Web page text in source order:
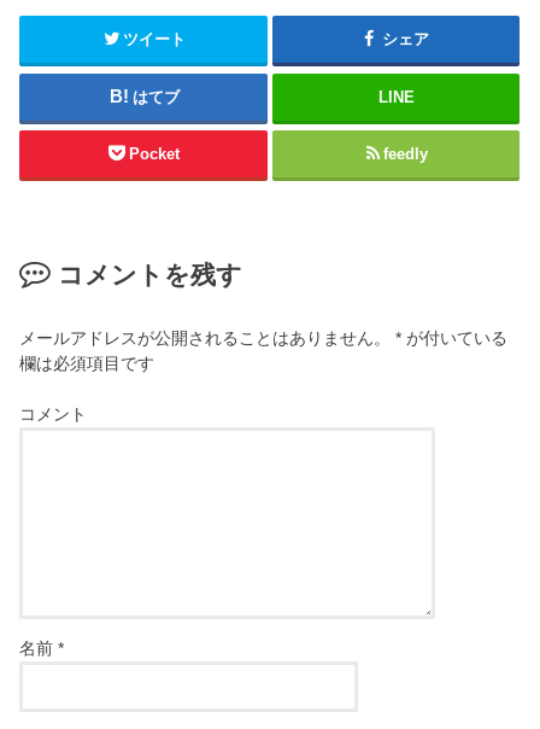
ツイート シェア
はてブ LINE
Pocket feedly
コメントを残す
メールアドレスが公開されることはありません。 * が付いている
欄は必須項目です
コメント
名前*